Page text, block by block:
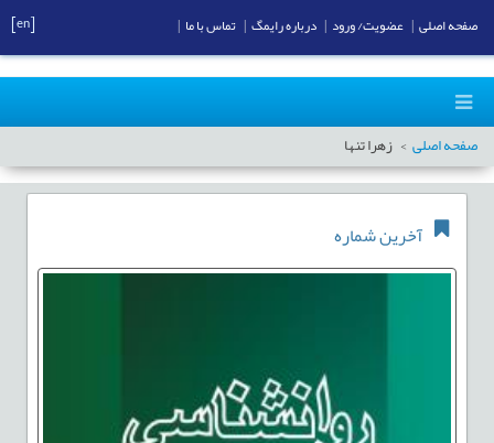
صفحه اصلی زهرا تنها
آخرین شماره
صفحه اصلی عضویت/ ورود درباره رایمگ تماس با ما